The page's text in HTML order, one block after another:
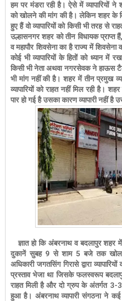
हम पर मंडरा रही है। ऐसे में व्यापारियों
को खोलने की मांग की है। लेकिन शहर के
हुए हैं वो व्यापारियों को किसी भी तरह से
उल्हासनगर शहर को तीन विधायक प्राप्त
व महापौर शिवसेना का है राज्य में
कोई भी व्यापारियों के हितों को ध्यान में
किसी भी नेता अथवा नगरसेवक ने हाऊस
भी मांग नहीं की है। शहर में तीन प्रमुख
व्यापारियों को राहत नहीं मिल रही है।
पार हो गई है उसका कारण व्यापारी नहीं है
ज्ञात हो कि अंबरनाथ व बदलापुर
दुकानें सुबह 9 से शाम 5 बजे तक
अधिकारी जगतसिंग गिरासे द्वारा
प्रस्ताव भेजा था जिसके फलस्वरूप
राहत मिली है और दो ग्रुप के अंतर्गत
हुआ है। अंबरनाथव्यापारी संगठना ने